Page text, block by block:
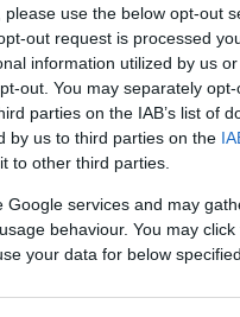
use the below opt-out
out request is processed
information utilized by us
out. You may separately
parties on the IAB’s list of
by us to third parties on the
to other third parties.
services and may
behaviour. You may
your data for below
ανήκουν
τον
με τις
του
08:50
08:31
08:25